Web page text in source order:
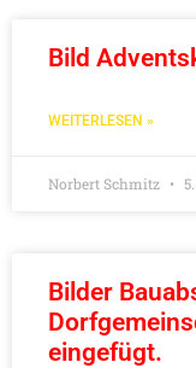
Bild
WEITERLESEN »
Norbert Schmitz
Bilder
eingefügt.